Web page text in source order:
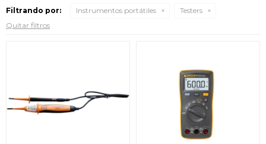
Filtrando por: Instrumentos portátiles
Testers
Quitar filtros